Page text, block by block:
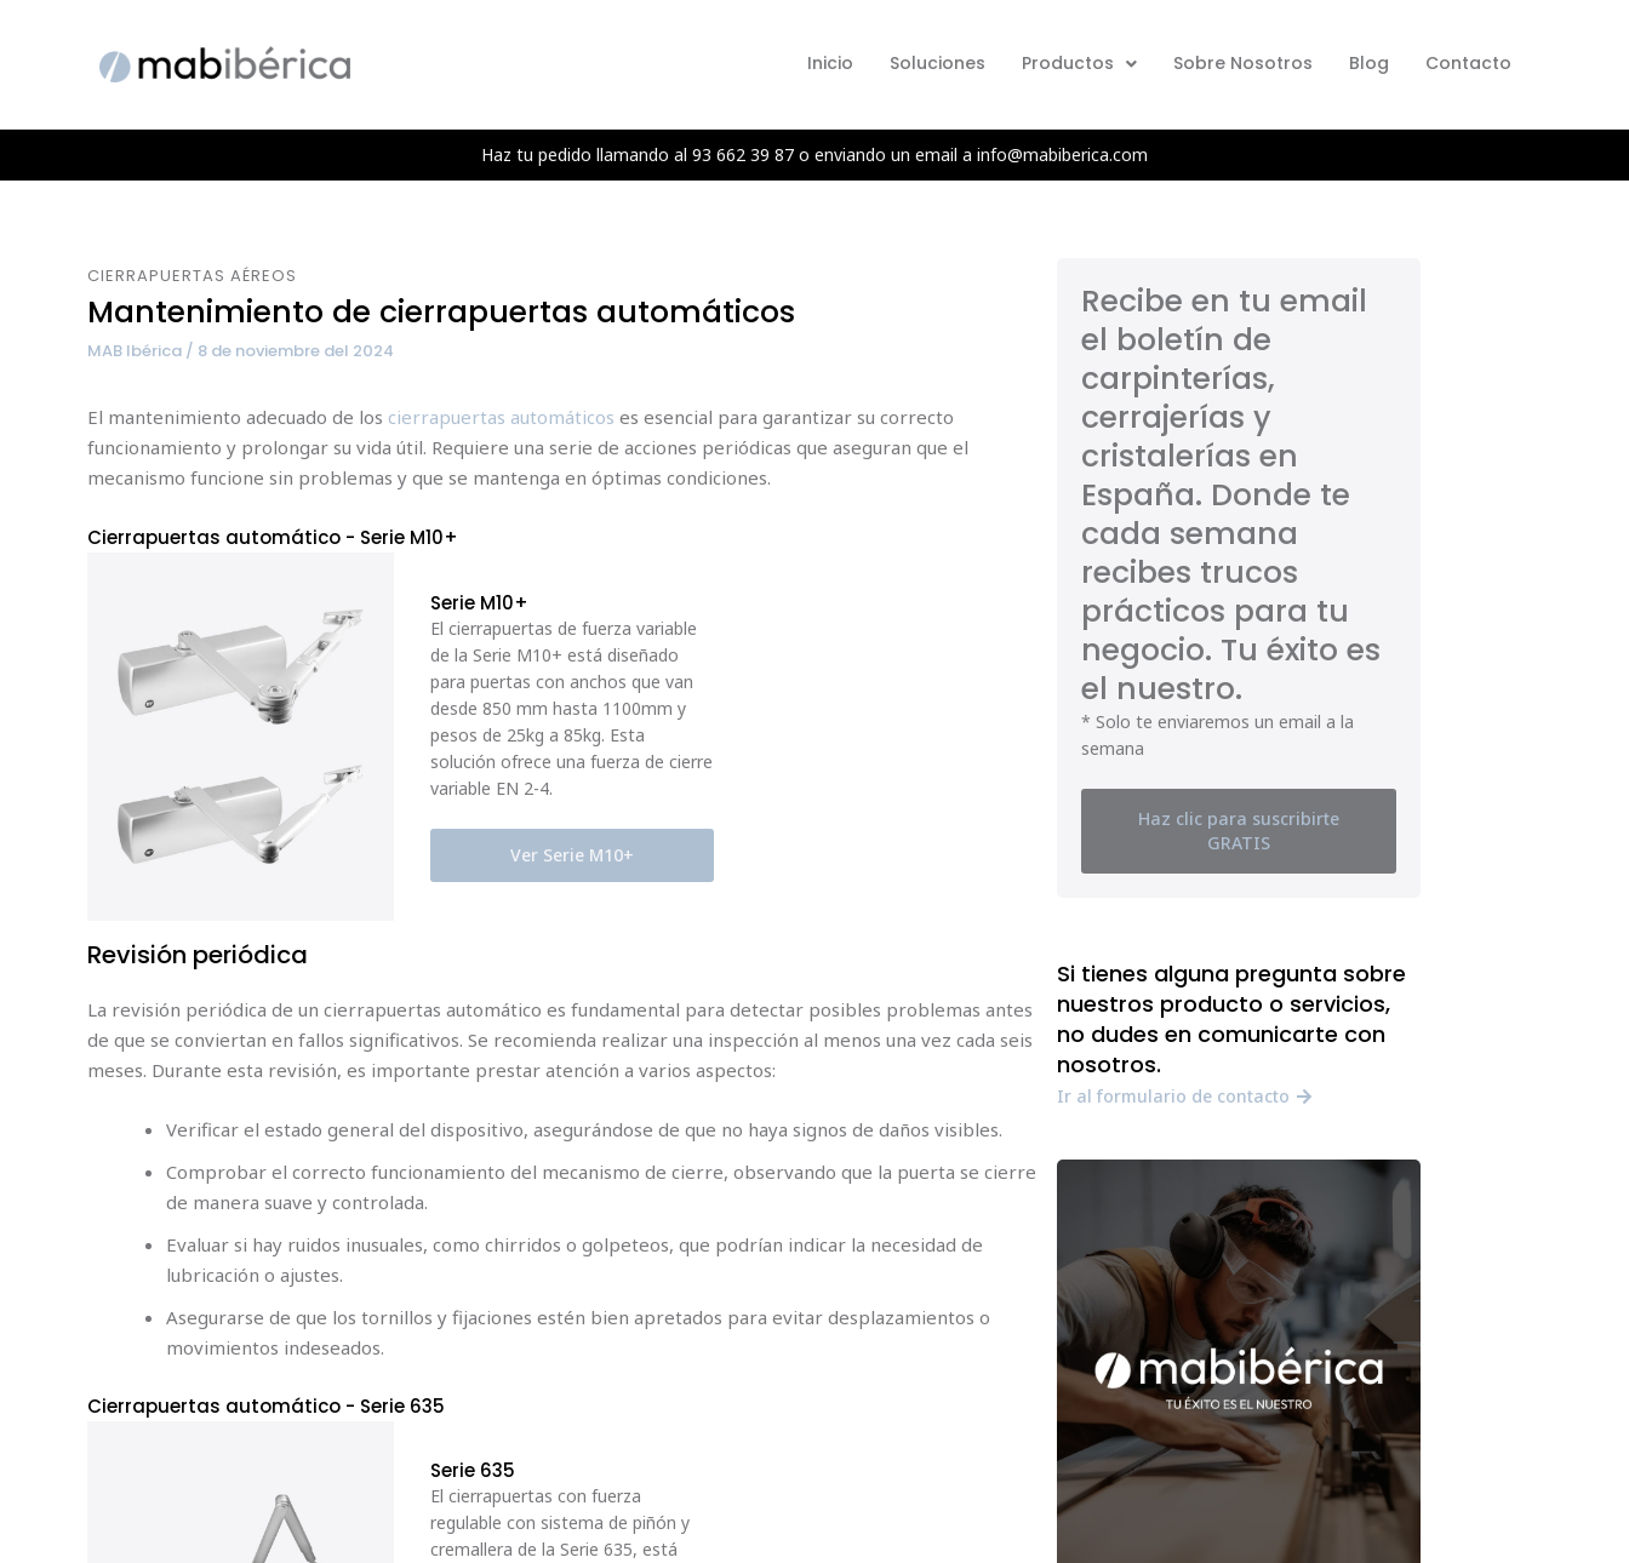
Inicio Soluciones Productos Sobre Nosotros Blog Contacto
Haz tu pedido llamando al 93 662 39 87 o enviando un email a info@mabiberica.com
CIERRAPUERTAS AÉREOS
Mantenimiento de cierrapuertas automáticos
MAB Ibérica / 8 de noviembre del 2024
El mantenimiento adecuado de los cierrapuertas automáticos es esencial para garantizar su correcto
funcionamiento y prolongar su vida útil. Requiere una serie de acciones periódicas que aseguran que el
mecanismo funcione sin problemas y que se mantenga en óptimas condiciones.
Cierrapuertas automático - Serie M10+
Serie M10+
El cierrapuertas de fuerza variable
de la Serie M10+ está diseñado
para puertas con anchos que van
desde 850 mm hasta 1100mm y
pesos de 25kg a 85kg. Esta
solución ofrece una fuerza de cierre
variable EN 2-4.
Ver Serie M10+
Revisión periódica
La revisión periódica de un cierrapuertas automático es fundamental para detectar posibles problemas antes
de que se conviertan en fallos significativos. Se recomienda realizar una inspección al menos una vez cada seis
meses. Durante esta revisión, es importante prestar atención a varios aspectos:
Verificar el estado general del dispositivo, asegurándose de que no haya signos de daños visibles.
Comprobar el correcto funcionamiento del mecanismo de cierre, observando que la puerta se cierre
de manera suave y controlada.
Evaluar si hay ruidos inusuales, como chirridos o golpeteos, que podrían indicar la necesidad de
lubricación o ajustes.
Asegurarse de que los tornillos y fijaciones estén bien apretados para evitar desplazamientos o
movimientos indeseados.
Cierrapuertas automático - Serie 635
Serie 635
El cierrapuertas con fuerza
regulable con sistema de piñón y
cremallera de la Serie 635, está
Recibe en tu email
el boletín de
carpinterías,
cerrajerías y
cristalerías en
España. Donde te
cada semana
recibes trucos
prácticos para tu
negocio. Tu éxito es
el nuestro.
* Solo te enviaremos un email a la
semana
Haz clic para suscribirte
GRATIS
Si tienes alguna pregunta sobre
nuestros producto o servicios,
no dudes en comunicarte con
nosotros.
Ir al formulario de contacto
de
entradas